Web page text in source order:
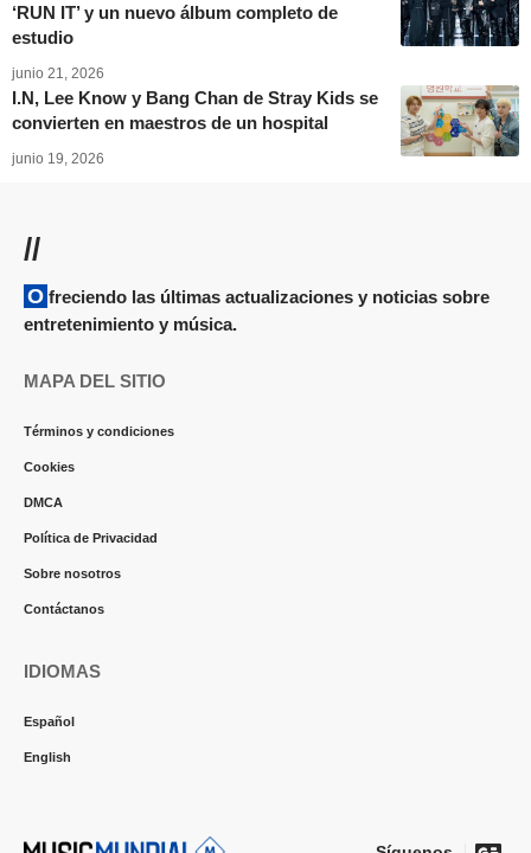
‘RUN IT’ y un nuevo álbum completo de
estudio
junio 21, 2026
I.N, Lee Know y Bang Chan de Stray Kids se
convierten en maestros de un hospital
junio 19, 2026
//
Ofreciendo las últimas actualizaciones y noticias sobre
entretenimiento y música.
MAPA DEL SITIO
Términos y condiciones
Cookies
DMCA
Política de Privacidad
Sobre nosotros
Contáctanos
IDIOMAS
Español
English